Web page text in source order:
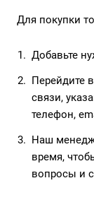
Для покупки
Добавьте
Перейдите
связи,
телефон,
Наш
время,
вопросы и